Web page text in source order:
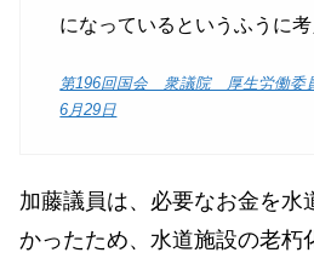
になっているというふうに考
第196回国会 衆議院 厚生労働
6月29日
加藤議員は、必要なお金を水
かったため、水道施設の老朽